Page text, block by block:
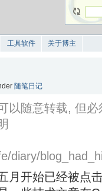
工具软件 关于博主
随笔日记
以随意转载, 但
diary/
月开始已经被点